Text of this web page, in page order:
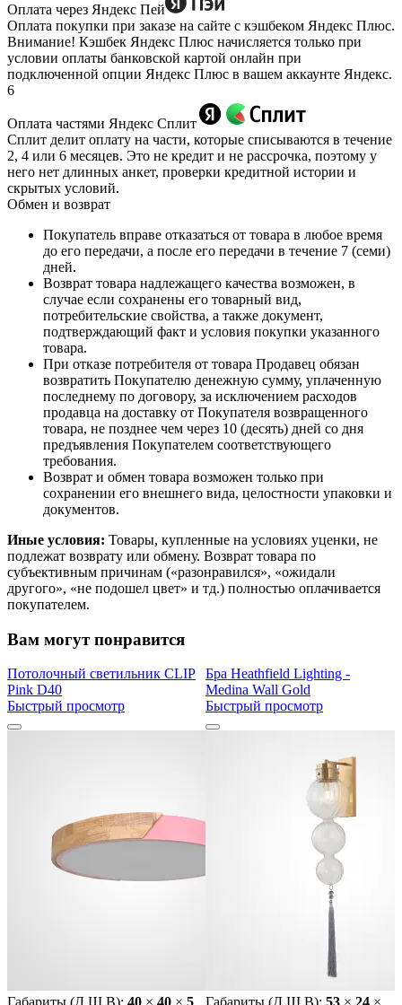
Оплата через Яндекс Пей
Оплата покупки при заказе на сайте с кэшбеком Яндекс Плюс.
Внимание! Кэшбек Яндекс Плюс начисляется только при
условии оплаты банковской картой онлайн при
подключенной опции Яндекс Плюс в вашем аккаунте Яндекс.
6
Оплата частями Яндекс Сплит
Сплит делит оплату на части, которые списываются в течение
2, 4 или 6 месяцев. Это не кредит и не рассрочка, поэтому у
него нет длинных анкет, проверки кредитной истории и
скрытых условий.
Обмен и возврат
Покупатель вправе отказаться от товара в любое время
до его передачи, а после его передачи в течение 7 (семи)
дней.
Возврат товара надлежащего качества возможен, в
случае если сохранены его товарный вид,
потребительские свойства, а также документ,
подтверждающий факт и условия покупки указанного
товара.
При отказе потребителя от товара Продавец обязан
возвратить Покупателю денежную сумму, уплаченную
последнему по договору, за исключением расходов
продавца на доставку от Покупателя возвращенного
товара, не позднее чем через 10 (десять) дней со дня
предъявления Покупателем соответствующего
требования.
Возврат и обмен товара возможен только при
сохранении его внешнего вида, целостности упаковки и
документов.
Иные условия: Товары, купленные на условиях уценки, не
подлежат возврату или обмену. Возврат товара по
субъективным причинам («разонравился», «ожидали
другого», «не подошел цвет» и тд.) полностью оплачивается
покупателем.
Вам могут понравится
Потолочный светильник CLIP
Pink D40
Быстрый просмотр
Бра Heathfield Lighting -
Medina Wall Gold
Быстрый просмотр